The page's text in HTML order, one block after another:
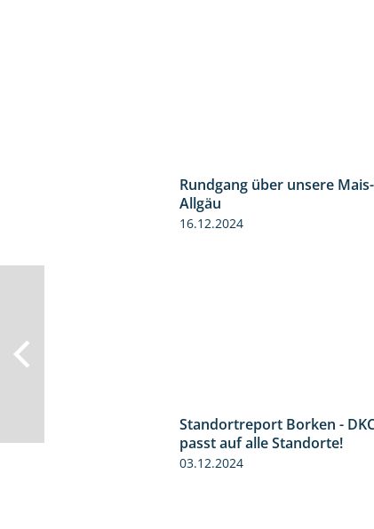
Rundgang über unsere
Allgäu
16.12.2024
Standortreport Borken -
passt auf alle Standorte!
03.12.2024